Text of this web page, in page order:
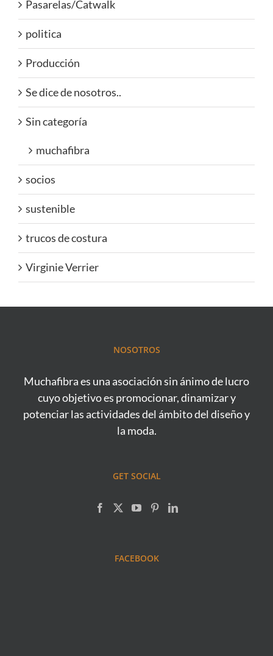
Pasarelas/Catwalk
politica
Producción
Se dice de nosotros..
Sin categoría
muchafibra
socios
sustenible
trucos de costura
Virginie Verrier
NOSOTROS
Muchafibra es una asociación sin ánimo de lucro
cuyo objetivo es promocionar, dinamizar y
potenciar las actividades del ámbito del diseño y
la moda.
GET SOCIAL
FACEBOOK